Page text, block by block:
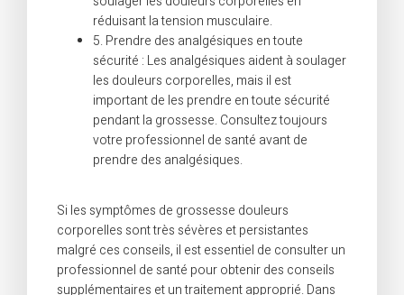
réduisant la tension musculaire.
5. Prendre des analgésiques en toute
sécurité : Les analgésiques aident à soulager
les douleurs corporelles, mais il est
important de les prendre en toute sécurité
pendant la grossesse. Consultez toujours
votre professionnel de santé avant de
prendre des analgésiques.
Si les symptômes de grossesse douleurs
corporelles sont très sévères et persistantes
malgré ces conseils, il est essentiel de consulter un
professionnel de santé pour obtenir des conseils
supplémentaires et un traitement approprié. Dans